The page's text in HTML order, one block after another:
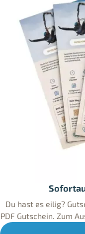
Du hast es eilig?
PDF Gutschein. Zum